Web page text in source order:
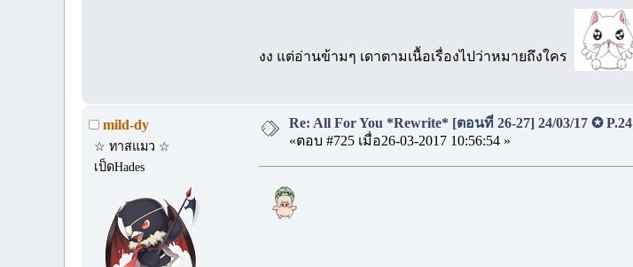
งง แต่อ่านข้ามๆ เดาตามเนื้อเรื่องไปว่าหมายถึงใคร
mild-dy
☆ ทาสแมว ☆
เป็ดHades
Re: All For You *Rewrite* [ตอนที่ 26-27] 24/03/17 ✪ P.24
«ตอบ #725 เมื่อ26-03-2017 10:56:54 »